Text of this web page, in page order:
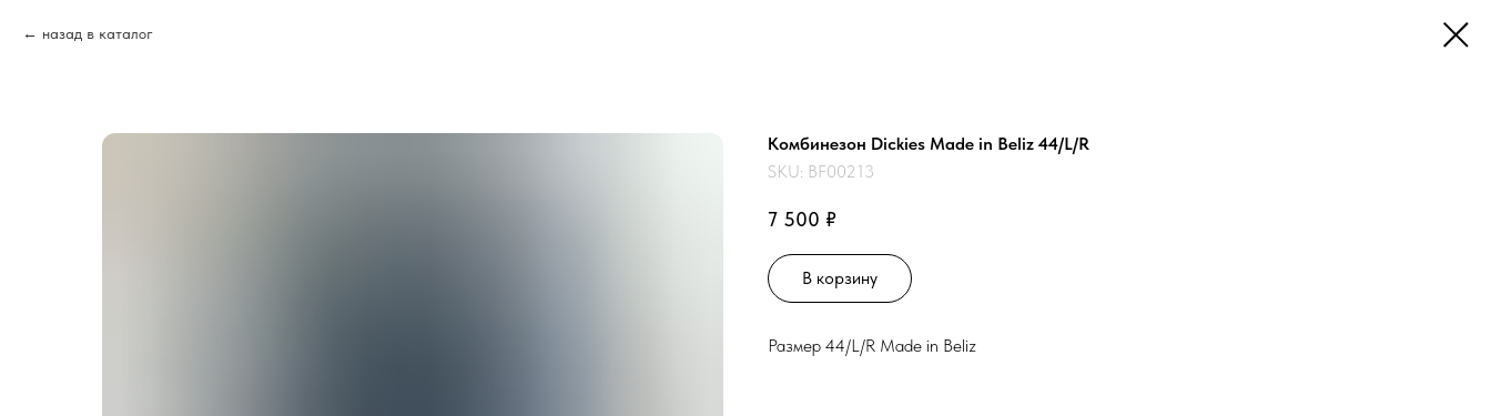
назад в каталог
Комбинезон Dickies Made in Beliz 44/L/R
SKU: BF00213
7 500 ₽
В корзину
Размер 44/L/R Made in Beliz